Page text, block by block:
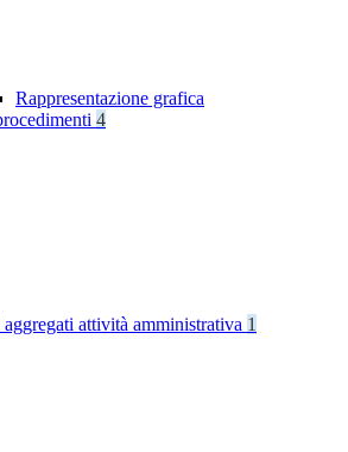
Rappresentazione grafica
4
attività amministrativa 1